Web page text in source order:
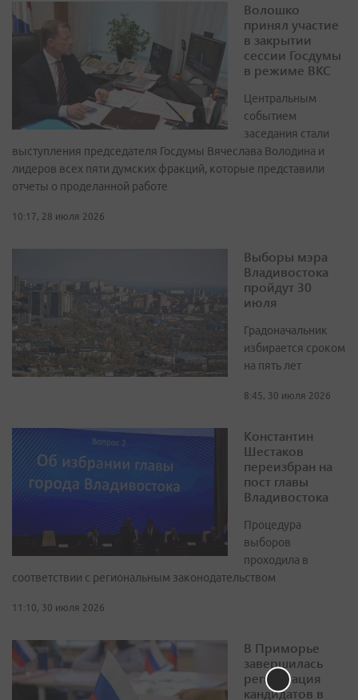
Волошко
принял участие
в закрытии
сессии Госдумы
в режиме ВКС
Центральным
событием
заседания стали
выступления председателя Госдумы Вячеслава Володина и
лидеров всех пяти думских фракций, которые представили
отчеты о проделанной работе
10:17, 28 июля 2026
Выборы мэра
Владивостока
пройдут 30
июля
Градоначальник
избирается сроком
на пять лет
8:45, 30 июля 2026
Константин
Шестаков
переизбран на
пост главы
Владивостока
Процедура
выборов
проходила в
соответствии с региональным законодательством
11:10, 30 июля 2026
В Приморье
завершилась
регистрация
кандидатов в